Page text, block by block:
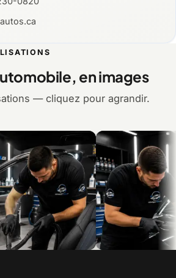
en images
— cliquez pour agrandir.